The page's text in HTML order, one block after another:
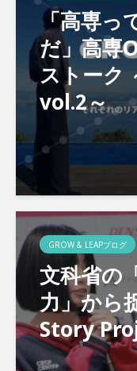
「高専っ
だ」高専
ストーク
vol.2～
GROW & LEAPブログ
文科省の
力」から
Story